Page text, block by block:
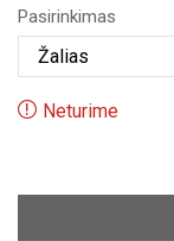
Pasirinkimas
Neturime